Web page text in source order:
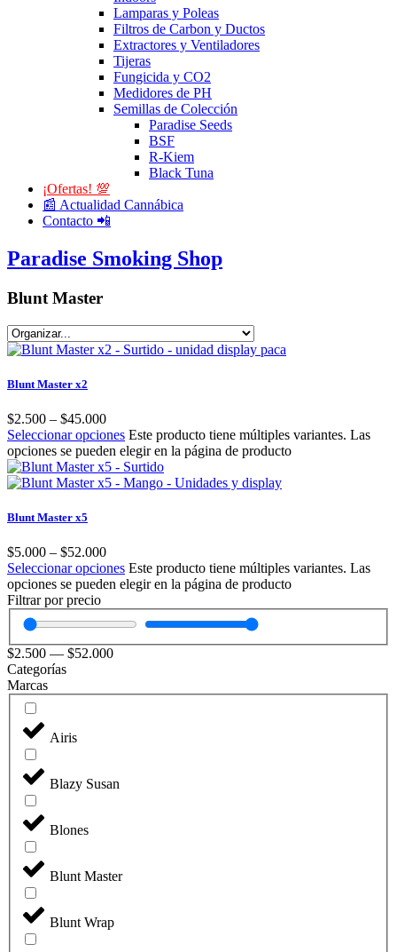
Lamparas y Poleas
Filtros de Carbon y Ductos
Extractores y Ventiladores
Tijeras
Fungicida y CO2
Medidores de PH
Semillas de Colección
Paradise Seeds
BSF
R-Kiem
Black Tuna
¡Ofertas! 💯
📰 Actualidad Cannábica
Contacto 📲
Paradise Smoking Shop
Blunt Master
Blunt Master x2
$2.500 – $45.000
Seleccionar opciones Este producto tiene múltiples variantes. Las
opciones se pueden elegir en la página de producto
Blunt Master x5
$5.000 – $52.000
Seleccionar opciones Este producto tiene múltiples variantes. Las
opciones se pueden elegir en la página de producto
Filtrar por precio
$2.500 — $52.000
Categorías
Marcas
Airis
Blazy Susan
Blones
Blunt Master
Blunt Wrap